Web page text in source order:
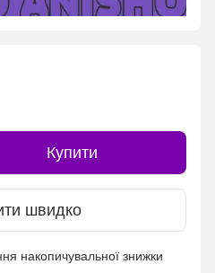
Купити
швидко
накопичувальної знижки